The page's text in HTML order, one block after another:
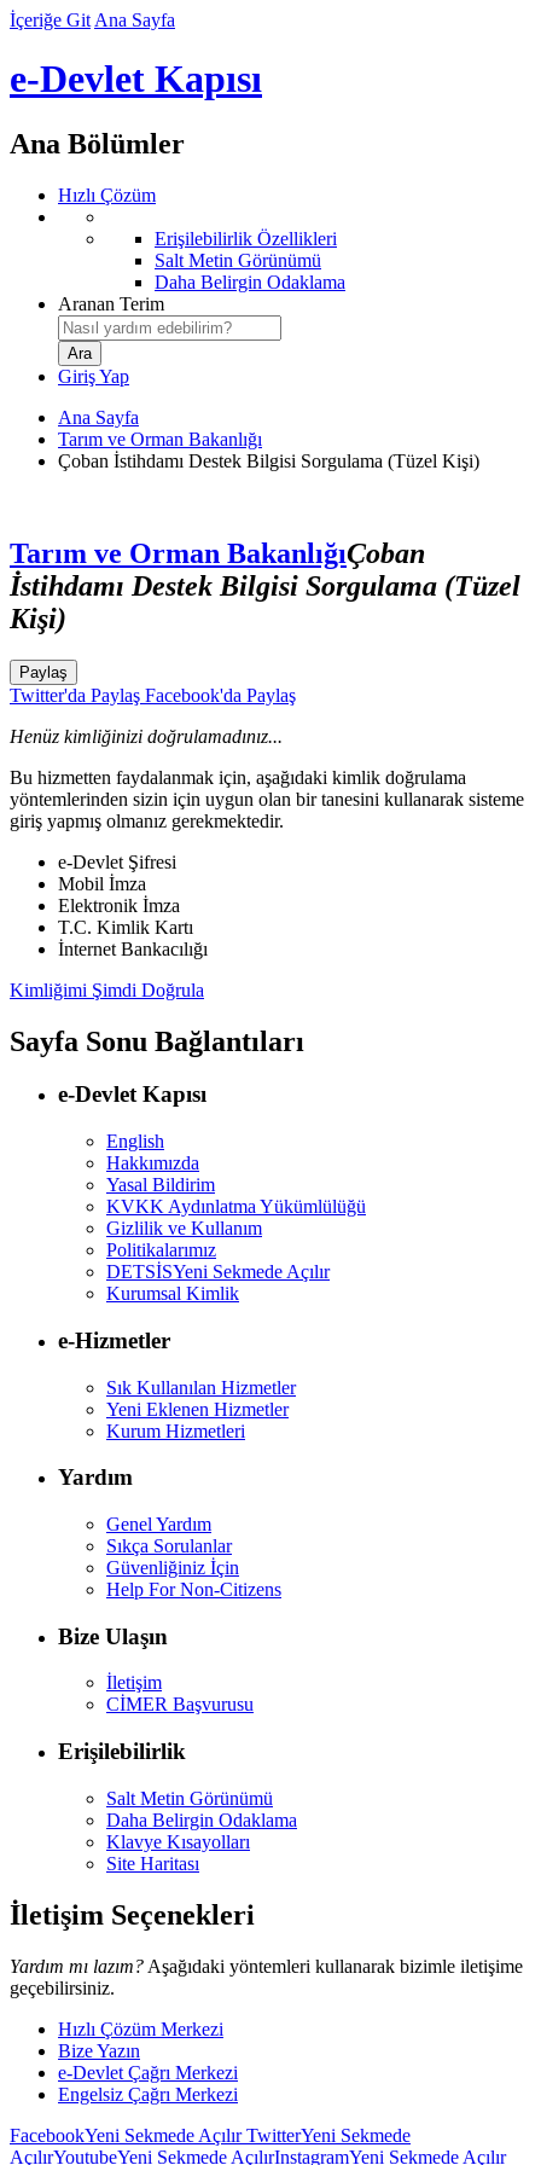
İçeriğe Git Ana Sayfa
e-Devlet Kapısı
Ana Bölümler
Hızlı Çözüm
Erişilebilirlik Özellikleri
Salt Metin Görünümü
Daha Belirgin Odaklama
Aranan Terim
Giriş Yap
Ana Sayfa
Tarım ve Orman Bakanlığı
Çoban İstihdamı Destek Bilgisi Sorgulama (Tüzel Kişi)
Tarım ve Orman BakanlığıÇoban
İstihdamı Destek Bilgisi Sorgulama (Tüzel
Kişi)
Paylaş
Twitter'da Paylaş Facebook'da Paylaş
Henüz kimliğinizi doğrulamadınız...
Bu hizmetten faydalanmak için, aşağıdaki kimlik doğrulama
yöntemlerinden sizin için uygun olan bir tanesini kullanarak sisteme
giriş yapmış olmanız gerekmektedir.
e-Devlet Şifresi
Mobil İmza
Elektronik İmza
T.C. Kimlik Kartı
İnternet Bankacılığı
Kimliğimi Şimdi Doğrula
Sayfa Sonu Bağlantıları
e-Devlet Kapısı
English
Hakkımızda
Yasal Bildirim
KVKK Aydınlatma Yükümlülüğü
Gizlilik ve Kullanım
Politikalarımız
DETSİSYeni Sekmede Açılır
Kurumsal Kimlik
e-Hizmetler
Sık Kullanılan Hizmetler
Yeni Eklenen Hizmetler
Kurum Hizmetleri
Yardım
Genel Yardım
Sıkça Sorulanlar
Güvenliğiniz İçin
Help For Non-Citizens
Bize Ulaşın
İletişim
CİMER Başvurusu
Erişilebilirlik
Salt Metin Görünümü
Daha Belirgin Odaklama
Klavye Kısayolları
Site Haritası
İletişim Seçenekleri
Yardım mı lazım? Aşağıdaki yöntemleri kullanarak bizimle iletişime
geçebilirsiniz.
Hızlı Çözüm Merkezi
Bize Yazın
e-Devlet Çağrı Merkezi
Engelsiz Çağrı Merkezi
FacebookYeni Sekmede AçılırTwitterYeni Sekmede
AçılırYoutubeYeni Sekmede AçılırInstagramYeni Sekmede Açılır